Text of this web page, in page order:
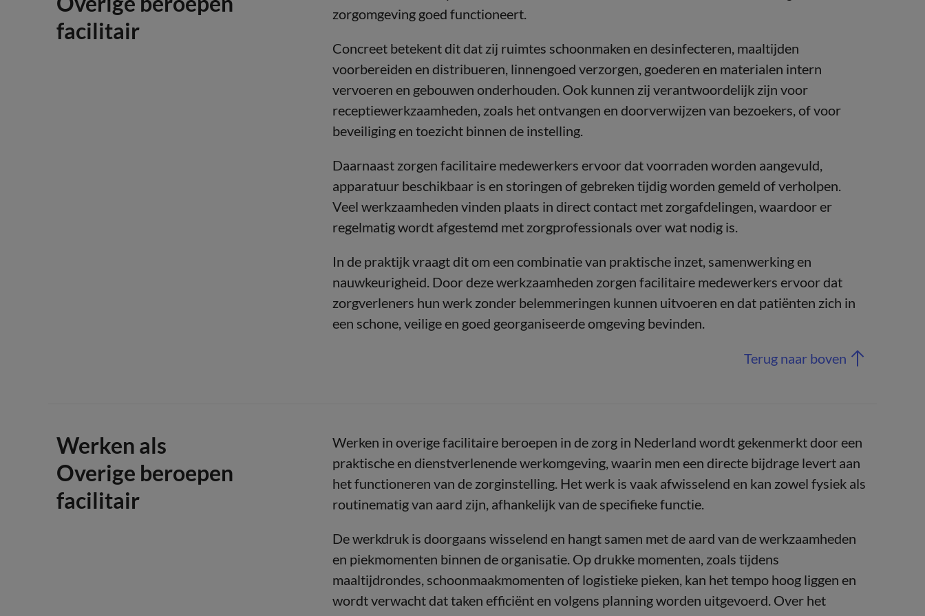
facilitair
zorgomgeving goed functioneert.
Concreet betekent dit dat zij ruimtes schoonmaken en desinfecteren, maaltijden
voorbereiden en distribueren, linnengoed verzorgen, goederen en materialen intern
vervoeren en gebouwen onderhouden. Ook kunnen zij verantwoordelijk zijn voor
receptiewerkzaamheden, zoals het ontvangen en doorverwijzen van bezoekers, of voor
beveiliging en toezicht binnen de instelling.
Daarnaast zorgen facilitaire medewerkers ervoor dat voorraden worden aangevuld,
apparatuur beschikbaar is en storingen of gebreken tijdig worden gemeld of verholpen.
Veel werkzaamheden vinden plaats in direct contact met zorgafdelingen, waardoor er
regelmatig wordt afgestemd met zorgprofessionals over wat nodig is.
In de praktijk vraagt dit om een combinatie van praktische inzet, samenwerking en
nauwkeurigheid. Door deze werkzaamheden zorgen facilitaire medewerkers ervoor dat
zorgverleners hun werk zonder belemmeringen kunnen uitvoeren en dat patiënten zich in
een schone, veilige en goed georganiseerde omgeving bevinden.
Terug naar boven
Werken als
Overige beroepen
facilitair
Werken in overige facilitaire beroepen in de zorg in Nederland wordt gekenmerkt door een
praktische en dienstverlenende werkomgeving, waarin men een directe bijdrage levert aan
het functioneren van de zorginstelling. Het werk is vaak afwisselend en kan zowel fysiek als
routinematig van aard zijn, afhankelijk van de specifieke functie.
De werkdruk is doorgaans wisselend en hangt samen met de aard van de werkzaamheden
en piekmomenten binnen de organisatie. Op drukke momenten, zoals tijdens
maaltijdrondes, schoonmaakmomenten of logistieke pieken, kan het tempo hoog liggen en
wordt verwacht dat taken efficiënt en volgens planning worden uitgevoerd. Over het